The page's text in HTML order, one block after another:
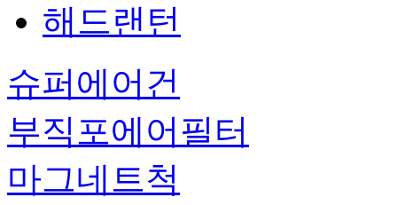
해드랜턴
슈퍼에어건
부직포에어필터
마그네트척